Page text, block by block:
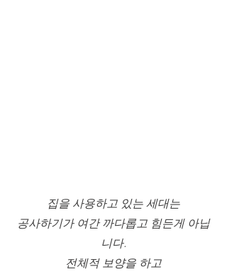
집을 사용하고 있는 세대는
공사하기가 여간 까다롭고 힘든게 아닙
니다.
전체적 보양을 하고